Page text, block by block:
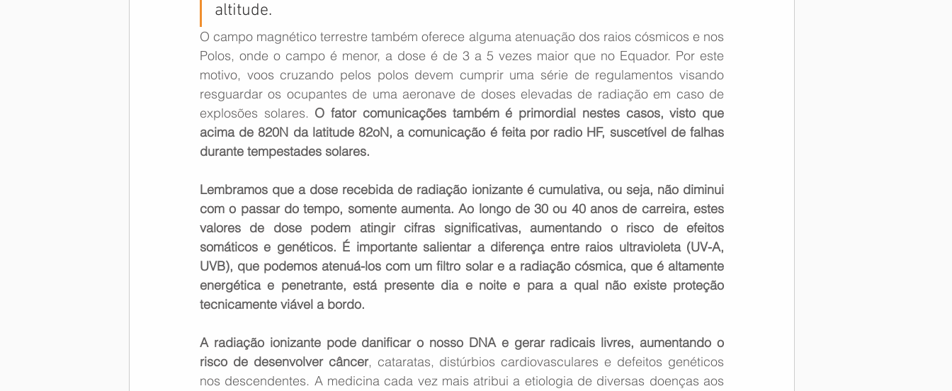
altitude.
O campo magnético terrestre também oferece alguma atenuação dos raios cósmicos e nos
Polos, onde o campo é menor, a dose é de 3 a 5 vezes maior que no Equador. Por este
motivo, voos cruzando pelos polos devem cumprir uma série de regulamentos visando
resguardar os ocupantes de uma aeronave de doses elevadas de radiação em caso de
explosões solares. O fator comunicações também é primordial nestes casos, visto que
acima de 820N da latitude 82oN, a comunicação é feita por radio HF, suscetível de falhas
durante tempestades solares.
Lembramos que a dose recebida de radiação ionizante é cumulativa, ou seja, não diminui
com o passar do tempo, somente aumenta. Ao longo de 30 ou 40 anos de carreira, estes
valores de dose podem atingir cifras significativas, aumentando o risco de efeitos
somáticos e genéticos. É importante salientar a diferença entre raios ultravioleta (UV-A,
UVB), que podemos atenuá-los com um filtro solar e a radiação cósmica, que é altamente
energética e penetrante, está presente dia e noite e para a qual não existe proteção
tecnicamente viável a bordo.
A radiação ionizante pode danificar o nosso DNA e gerar radicais livres, aumentando o
risco de desenvolver câncer, cataratas, distúrbios cardiovasculares e defeitos genéticos
nos descendentes. A medicina cada vez mais atribui a etiologia de diversas doenças aos